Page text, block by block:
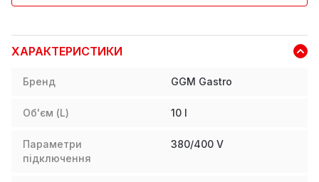
ХАРАКТЕРИСТИКИ
Бренд GGM Gastro
Об'єм (L) 10 l
Параметри
підключення
380/400 V